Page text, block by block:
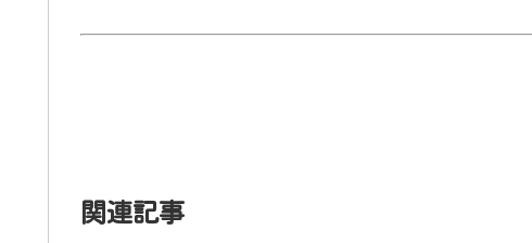
関連記事